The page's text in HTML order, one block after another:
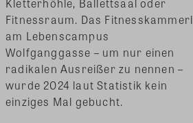
Fitnessraum. Das Fitnesskammerl
am Lebenscampus
Wolfganggasse – um nur einen
radikalen Ausreißer zu nennen –
wurde 2024 laut Statistik kein
einziges Mal gebucht.